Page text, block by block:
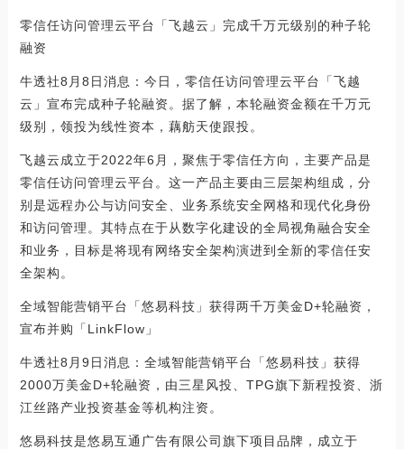
零信任访问管理云平台「飞越云」完成千万元级别的种子轮
融资
牛透社8月8日消息：今日，零信任访问管理云平台「飞越
云」宣布完成种子轮融资。据了解，本轮融资金额在千万元
级别，领投为线性资本，藕舫天使跟投。
飞越云成立于2022年6月，聚焦于零信任方向，主要产品是
零信任访问管理云平台。这一产品主要由三层架构组成，分
别是远程办公与访问安全、业务系统安全网格和现代化身份
和访问管理。其特点在于从数字化建设的全局视角融合安全
和业务，目标是将现有网络安全架构演进到全新的零信任安
全架构。
全域智能营销平台「悠易科技」获得两千万美金D+轮融资，
宣布并购「LinkFlow」
牛透社8月9日消息：全域智能营销平台「悠易科技」获得
2000万美金D+轮融资，由三星风投、TPG旗下新程投资、浙
江丝路产业投资基金等机构注资。
悠易科技是悠易互通广告有限公司旗下项目品牌，成立于